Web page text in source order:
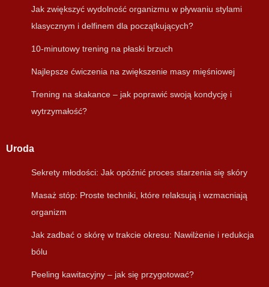
Jak zwiększyć wydolność organizmu w pływaniu stylami
klasycznym i delfinem dla początkujących?
10-minutowy trening na płaski brzuch
Najlepsze ćwiczenia na zwiększenie masy mięśniowej
Trening na skakance – jak poprawić swoją kondycję i
wytrzymałość?
Uroda
Sekrety młodości: Jak opóźnić proces starzenia się skóry
Masaż stóp: Proste techniki, które relaksują i wzmacniają
organizm
Jak zadbać o skórę w trakcie okresu: Nawilżenie i redukcja
bólu
Peeling kawitacyjny – jak się przygotować?